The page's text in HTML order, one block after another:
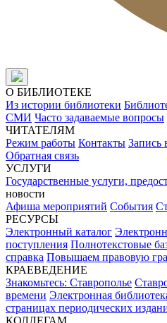
О БИБЛИОТЕКЕ
Из истории библиотеки
СМИ Часто задаваемые вопросы
ЧИТАТЕЛЯМ
Режим работы Контакты Запись
Обратная связь
УСЛУГИ
Государственные услуги,
новости
Афиша мероприятий События
РЕСУРСЫ
Электронный каталог
поступления Полнотекстовые
справка Повышаем правовую
КРАЕВЕДЕНИЕ
Знакомьтесь: Ставрополье
времени Электронная
страницах периодических
КОЛЛЕГАМ